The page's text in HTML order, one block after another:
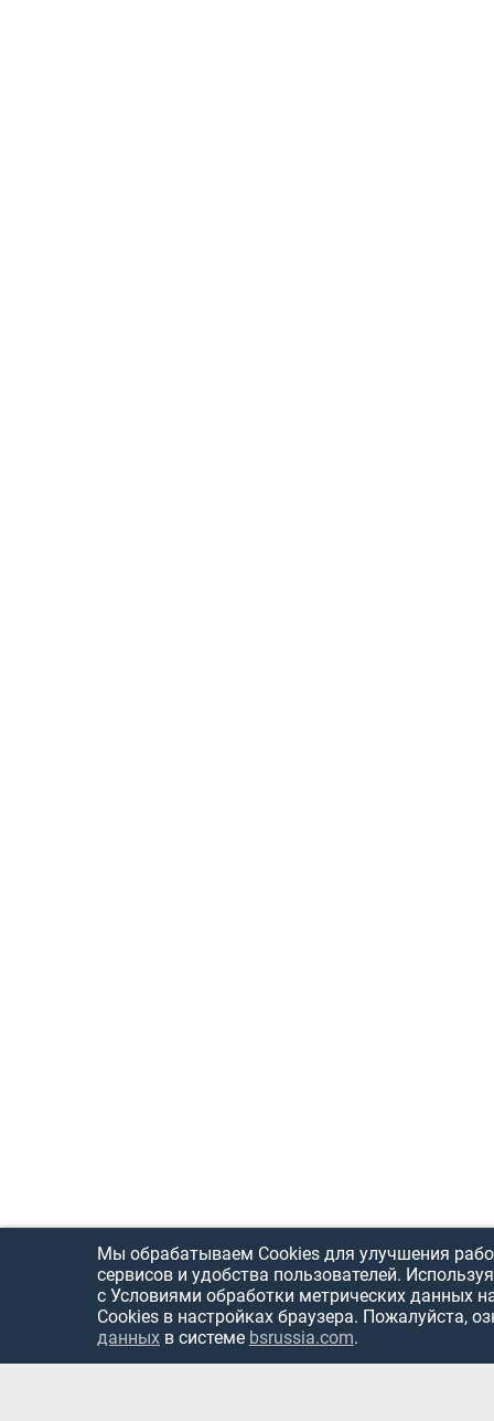
Мы обрабатываем Cookies для улучшения
сервисов и удобства пользователей.
с Условиями обработки метрических данных
Cookies в настройках браузера. Пожалуйста,
данных в системе bsrussia.com.